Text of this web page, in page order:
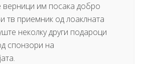
верници им посака добро
тв приемник од лоаклната
неколку други подароци
спонзори на